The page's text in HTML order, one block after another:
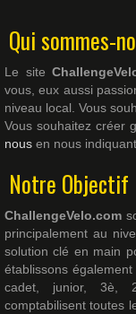
Qui sommes-
Le site
vous, eux aussi
niveau local. Vous
Vous souhaitez créer
nous en nous
Notre Objectif
ChallengeVelo.com
principalement au
solution clé en main
établissons
cadet, junior, 3è,
comptabilisent toutes